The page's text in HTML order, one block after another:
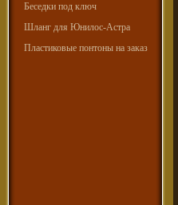
Беседки под ключ
Шланг для Юнилос-Астра
Пластиковые понтоны на заказ